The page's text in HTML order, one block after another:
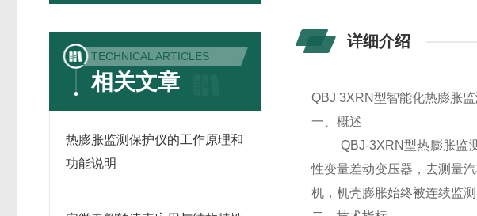
TECHNICAL ARTICLES
相关文章
热膨胀监测保护仪的工作原理和
功能说明
详细介绍
QBJ 3XRN型智能化热膨胀
一、概述
QBJ-3XRN型热膨胀监测
性变量差动变压器，去测量
机，机壳膨胀始终被连续监